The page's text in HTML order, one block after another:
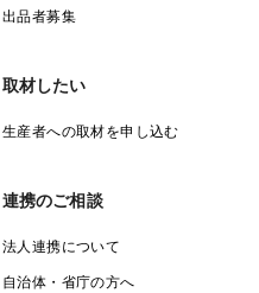
出品者募集
取材したい
生産者への取材を申し込む
連携のご相談
法人連携について
自治体・省庁の方へ